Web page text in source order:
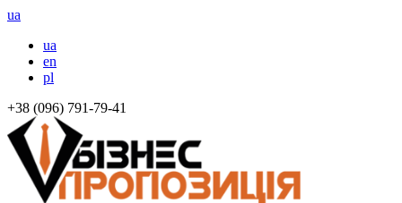
ua
ua
en
pl
+38 (096) 791-79-41